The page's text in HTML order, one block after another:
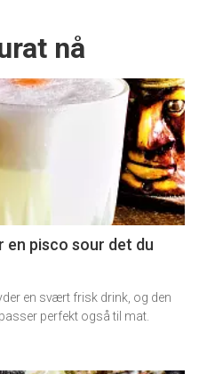
nå
en pisco sour det du
en svært frisk drink, og den
perfekt også til mat.